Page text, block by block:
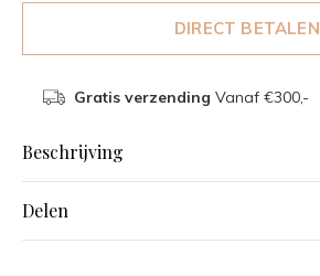
DIRECT BETALEN
Gratis verzending Vanaf €300,-
Beschrijving
Delen